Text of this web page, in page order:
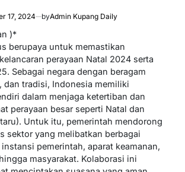
17, 2024 byAdmin Kupang Daily
)*
berupaya untuk memastikan
perayaan Natal 2024 serta
Sebagai negara dengan beragam
dan tradisi, Indonesia memiliki
dalam menjaga ketertiban dan
perayaan besar seperti Natal dan
Untuk itu, pemerintah mendorong
sektor yang melibatkan berbagai
pemerintah, aparat keamanan,
masyarakat. Kolaborasi ini